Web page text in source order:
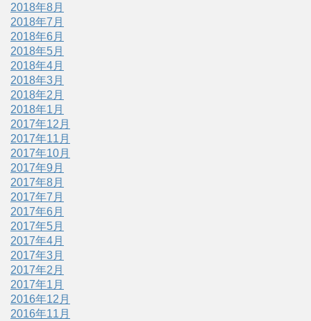
2018年8月
2018年7月
2018年6月
2018年5月
2018年4月
2018年3月
2018年2月
2018年1月
2017年12月
2017年11月
2017年10月
2017年9月
2017年8月
2017年7月
2017年6月
2017年5月
2017年4月
2017年3月
2017年2月
2017年1月
2016年12月
2016年11月